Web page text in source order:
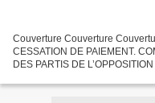
Couverture Couverture
CESSATION DE PAIEMENT.
DES PARTIS DE